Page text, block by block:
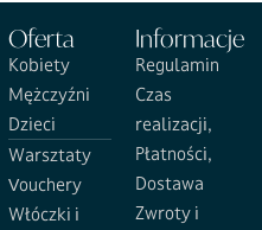
Oferta
Kobiety
Mężczyźni
Dzieci
Warsztaty
Vouchery
Włóczki i
Informacje
Regulamin
Czas
realizacji,
Płatności,
Dostawa
Zwroty i